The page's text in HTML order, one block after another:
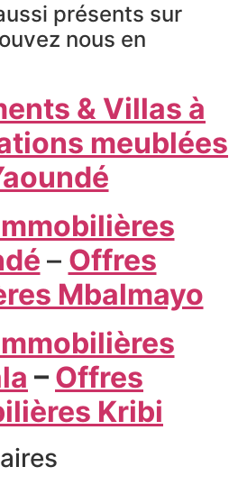
présents sur
nous en
& Villas à
meublées
– Offres
Mbalmayo
– Offres
Kribi